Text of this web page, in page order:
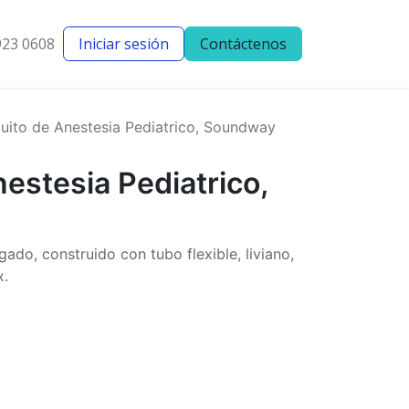
Blog
0608 Iniciar sesión Contáctenos
de Anestesia Pediatrico, Soundway
Pediatrico,
construido con tubo flexible, liviano,